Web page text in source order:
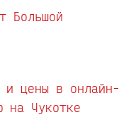
Большой
и цены в онлайн-
на Чукотке